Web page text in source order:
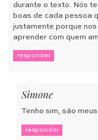
durante o texto. Nós
boas de cada pessoa
justamente porque
aprender com quem
responder
Simone
Tenho sim, são
responder